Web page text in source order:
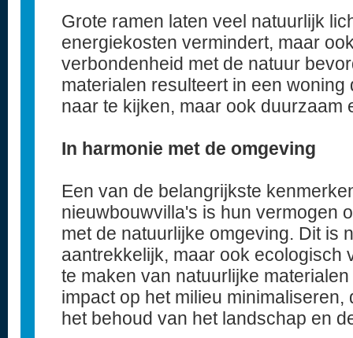
Grote ramen laten veel natuurlijk
energiekosten vermindert, maar
verbondenheid met de natuur
materialen resulteert in een
naar te kijken, maar ook duurzaam
In harmonie met de omgeving
Een van de belangrijkste
nieuwbouwvilla's is hun vermogen
met de natuurlijke omgeving. Dit is
aantrekkelijk, maar ook ecologisch
te maken van natuurlijke
impact op het milieu
het behoud van het landschap en